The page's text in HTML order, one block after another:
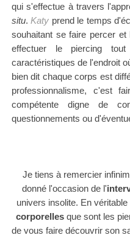
qui s'effectue à travers
situ.Katy prend le temps
souhaitant se faire percer
effectuer le piercing
caractéristiques de l'endroit
bien dit chaque corps est
professionnalisme, c'est
compétentedigne de
questionnements ou
Je tiens à remercier
donné l'occasion de l'
univers insolite. En
corporellesque sont les
de vous faire découvrir son